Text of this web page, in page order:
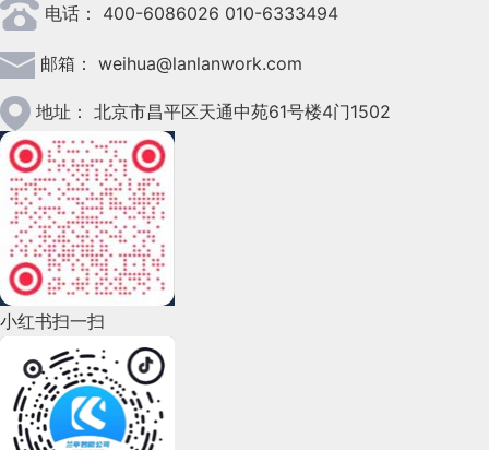
2023年3月(37)
2023年2月(90)
2023年1月(78)
2022年12月(45)
2022年11月(69)
2022年10月(51)
2022年9月(135)
2022年8月(60)
2022年7月(111)
2022年6月(162)
电话： 400-6086026 010-6333494
邮箱： weihua@lanlanwork.com
地址： 北京市昌平区天通中苑61号楼4门1502
小红书扫一扫